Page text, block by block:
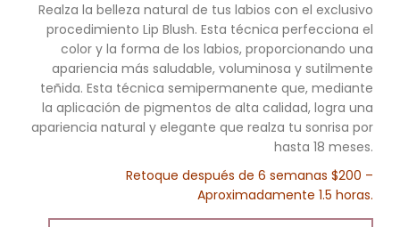
Realza la belleza natural de tus labios con el exclusivo
procedimiento Lip Blush. Esta técnica perfecciona el
color y la forma de los labios, proporcionando una
apariencia más saludable, voluminosa y sutilmente
teñida. Esta técnica semipermanente que, mediante
la aplicación de pigmentos de alta calidad, logra una
apariencia natural y elegante que realza tu sonrisa por
hasta 18 meses.
Retoque después de 6 semanas $200 –
Aproximadamente 1.5 horas.